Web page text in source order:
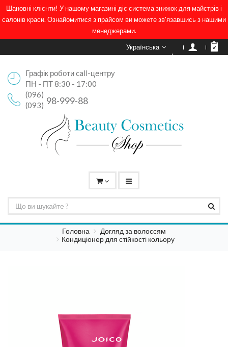
Шановні клієнти! У нашому магазині діє система знижок для майстрів і
салонів краси. Ознайомитися з прайсом ви можете зв'язавшись з нашими
менеджерами.
Українська
Графік роботи call-центру
ПН - ПТ 8:30 - 17:00
(096)
98-999-88
(093)
Головна
Догляд за волоссям
Кондиціонер для стійкості кольору